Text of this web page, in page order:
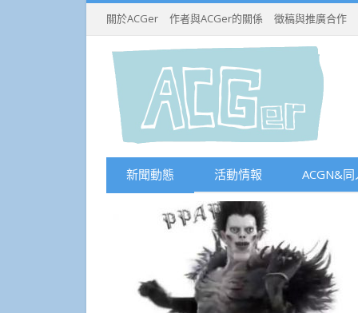
關於ACGer 作者與ACGer的關係 徵稿與推廣合作
新聞動態 活動情報 ACGN&同